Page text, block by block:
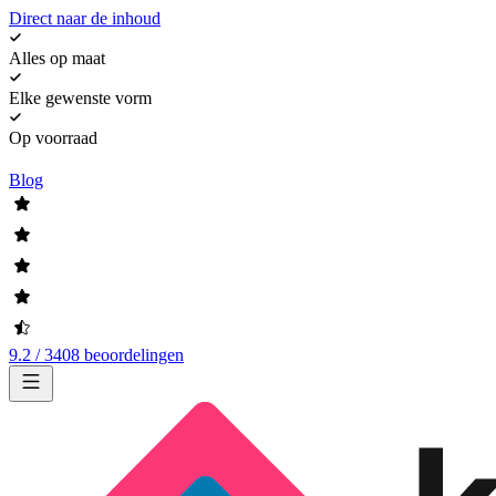
Direct naar de inhoud
Alles op maat
Elke gewenste vorm
Op voorraad
Blog
9.2 / 3408 beoordelingen